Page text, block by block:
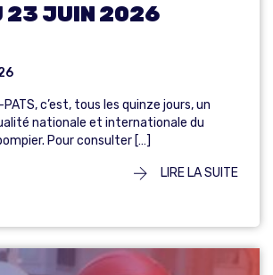
23 JUIN 2026
PATS, c’est, tous les quinze jours, un
nationale et internationale du
Pour consulter […]
LIRE LA SUITE